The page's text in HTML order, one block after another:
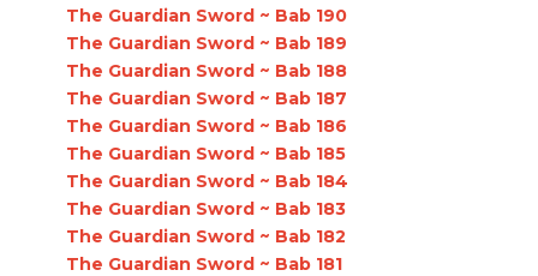
The Guardian Sword ~ Bab 190
The Guardian Sword ~ Bab 189
The Guardian Sword ~ Bab 188
The Guardian Sword ~ Bab 187
The Guardian Sword ~ Bab 186
The Guardian Sword ~ Bab 185
The Guardian Sword ~ Bab 184
The Guardian Sword ~ Bab 183
The Guardian Sword ~ Bab 182
The Guardian Sword ~ Bab 181